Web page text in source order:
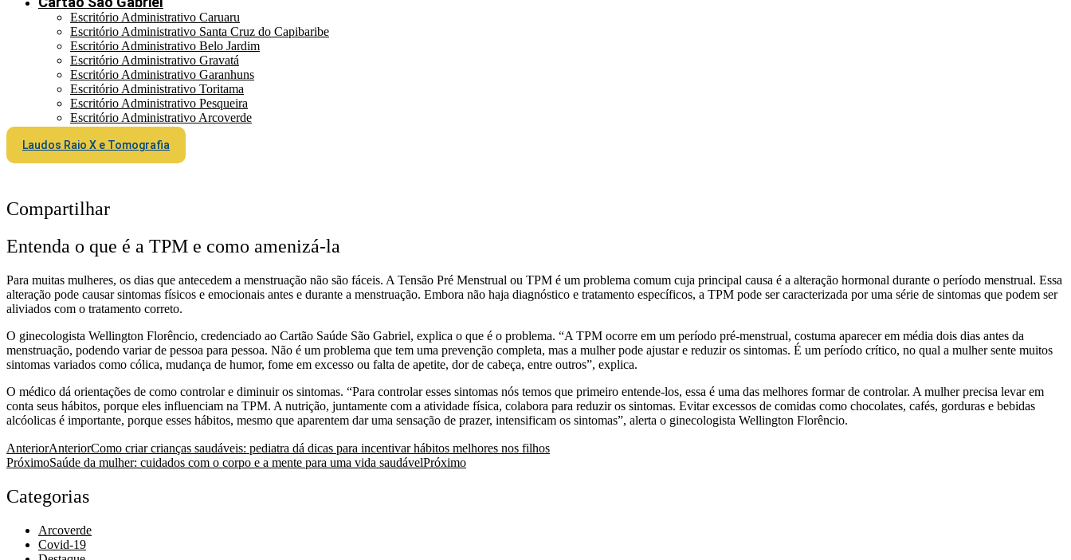
Escritório Administrativo Caruaru
Escritório Administrativo Santa Cruz do Capibaribe
Escritório Administrativo Belo Jardim
Escritório Administrativo Gravatá
Escritório Administrativo Garanhuns
Escritório Administrativo Toritama
Escritório Administrativo Pesqueira
Escritório Administrativo Arcoverde
Laudos Raio X e Tomografia
Compartilhar
Entenda o que é a TPM e como amenizá-la
Para muitas mulheres, os dias que antecedem a menstruação não são fáceis. A Tensão Pré Menstrual ou TPM é um problema comum cuja principal causa é a alteração hormonal durante o período menstrual. Essa
alteração pode causar sintomas físicos e emocionais antes e durante a menstruação. Embora não haja diagnóstico e tratamento específicos, a TPM pode ser caracterizada por uma série de sintomas que podem ser
aliviados com o tratamento correto.
O ginecologista Wellington Florêncio, credenciado ao Cartão Saúde São Gabriel, explica o que é o problema. “A TPM ocorre em um período pré-menstrual, costuma aparecer em média dois dias antes da
menstruação, podendo variar de pessoa para pessoa. Não é um problema que tem uma prevenção completa, mas a mulher pode ajustar e reduzir os sintomas. É um período crítico, no qual a mulher sente muitos
sintomas variados como cólica, mudança de humor, fome em excesso ou falta de apetite, dor de cabeça, entre outros”, explica.
O médico dá orientações de como controlar e diminuir os sintomas. “Para controlar esses sintomas nós temos que primeiro entende-los, essa é uma das melhores formar de controlar. A mulher precisa levar em
conta seus hábitos, porque eles influenciam na TPM. A nutrição, juntamente com a atividade física, colabora para reduzir os sintomas. Evitar excessos de comidas como chocolates, cafés, gorduras e bebidas
alcóolicas é importante, porque esses hábitos, mesmo que aparentem dar uma sensação de prazer, intensificam os sintomas”, alerta o ginecologista Wellington Florêncio.
AnteriorAnteriorComo criar crianças saudáveis: pediatra dá dicas para incentivar hábitos melhores nos filhos
PróximoSaúde da mulher: cuidados com o corpo e a mente para uma vida saudávelPróximo
Categorias
Arcoverde
Covid-19